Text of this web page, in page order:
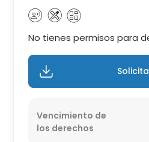
No tienes permisos para
Vencimiento de
los derechos